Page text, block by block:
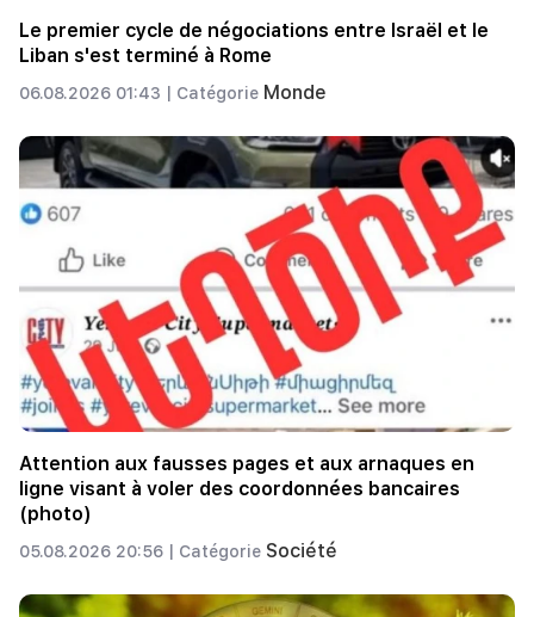
Le premier cycle de négociations entre Israël et le
Liban s'est terminé à Rome
06.08.2026 01:43 | Catégorie Monde
Attention aux fausses pages et aux arnaques en
ligne visant à voler des coordonnées bancaires
(photo)
05.08.2026 20:56 | Catégorie Société